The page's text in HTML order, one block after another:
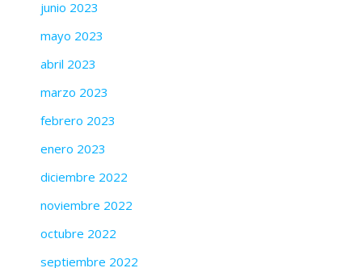
junio 2023
mayo 2023
abril 2023
marzo 2023
febrero 2023
enero 2023
diciembre 2022
noviembre 2022
octubre 2022
septiembre 2022